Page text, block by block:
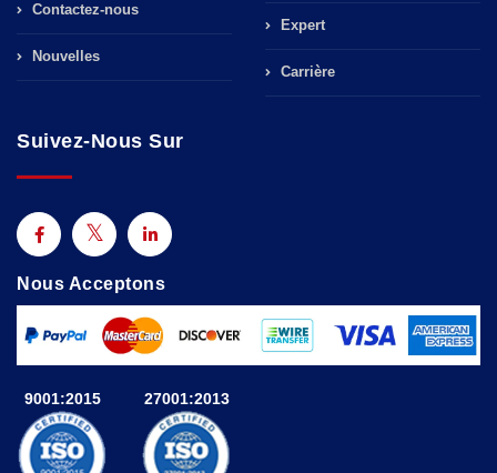
Contactez-nous
Nouvelles
Expert
Carrière
Suivez-Nous Sur
Nous Acceptons
9001:2015 27001:2013